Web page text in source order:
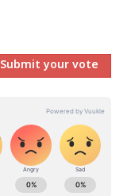
Submit your vote